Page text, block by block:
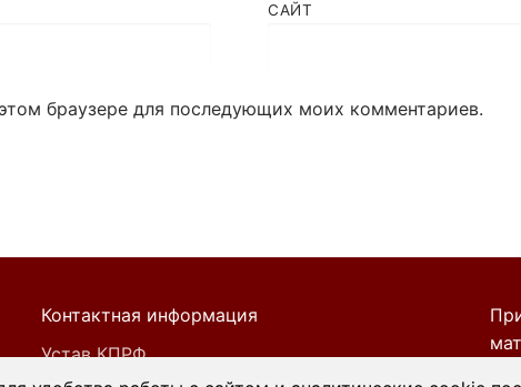
САЙТ
браузере для последующих моих комментариев.
Контактная информация
Устав КПРФ